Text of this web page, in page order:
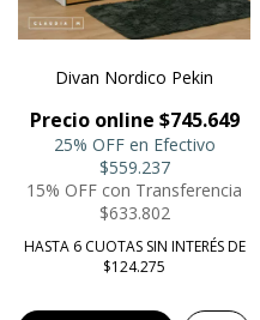
Divan Nordico Pekin
Precio online $745.649
25% OFF en Efectivo
$559.237
15% OFF con Transferencia
$633.802
HASTA 6 CUOTAS SIN INTERÉS DE
$124.275